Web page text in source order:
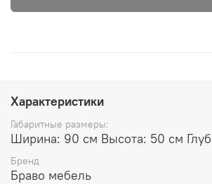
Характеристики
Габаритные размеры:
Ширина: 90 см Высота: 50 см
Бренд
Браво мебель